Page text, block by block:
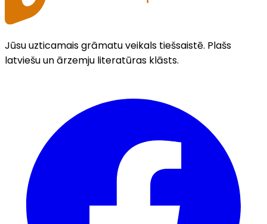
Jūsu uzticamais grāmatu veikals tiešsaistē. Plašs
latviešu un ārzemju literatūras klāsts.